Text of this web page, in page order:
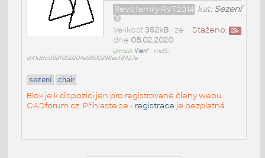
kat:Sezení
Revit family RVT2014
Staženo: 23x
Velikost352kB• ze
dne 08.02.2020
Umístil:Vien^ • md5:
d41d8cd98f00b204e9800998ecf8427e
sezení chair
Blok je k dispozici jen pro registrované členy webu
CADforum.cz. Přihlaste se - registrace je bezplatná.